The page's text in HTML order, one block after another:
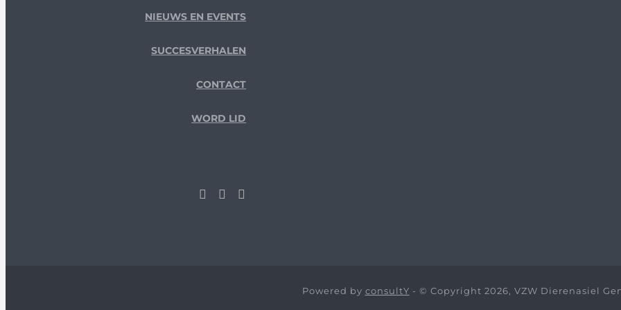
NIEUWS EN EVENTS
SUCCESVERHALEN
CONTACT
WORD LID
Powered by consultY - © Copyright 2026, VZW Dierenasiel